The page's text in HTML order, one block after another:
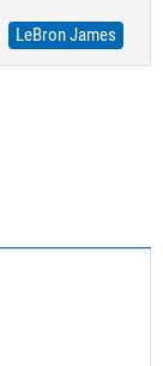
LeBron James